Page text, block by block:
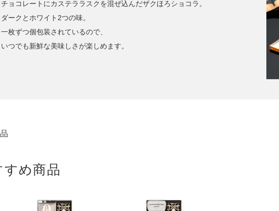
チョコレートにカステララスクを混ぜ込んだザクほろショコラ。
ダークとホワイト2つの味。
一枚ずつ個包装されているので、
いつでも新鮮な美味しさが楽しめます。
すめ商品